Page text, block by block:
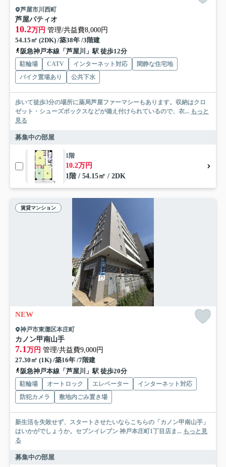
芦屋市川西町
芦屋パティオ
10.2万円 管理/共益費8,000円
54.15㎡ (2DK) /築38年 /3階建
阪急神戸本線「芦屋川」駅 徒歩12分
駐輪場 CATV インターネット対応
閑静な住宅地
バイク置場あり
公共下水
歩いて徒歩3分の場所に薬局芦屋ファーマシーもあります。収納はクロ
ゼット・シューズボックスなどが備え付けられているので、衣... もっと
見る
募集中の部屋
1階
10.2万円
1階 / 54.15㎡ / 2DK
賃貸マンション
NEW
神戸市東灘区本庄町
カノン甲南山手
7.1 万円 管理/共益費9,000円
27.30㎡ (1K) /築16年 /7階建
阪急神戸本線「芦屋川」駅 徒歩20分
駐輪場 オートロック エレベーター
インターネット対応
防犯カメラ
敷地内ごみ置き場
新生活を失敗せず、スタートさせたいならこちらの「カノン甲南山手」
はいかがでしょうか。セブンイレブン 神戸本庄町1丁目店ま... もっと見
る
募集中の部屋